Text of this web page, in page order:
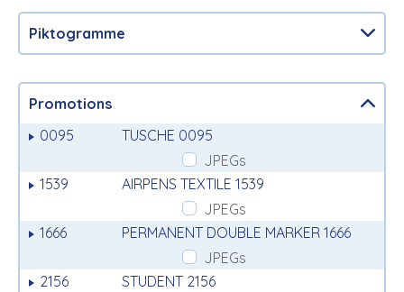
Piktogramme
Promotions
0095
TUSCHE 0095
JPEGs
1539
AIRPENS TEXTILE 1539
JPEGs
1666
PERMANENT DOUBLE MARKER 1666
JPEGs
2156
STUDENT 2156